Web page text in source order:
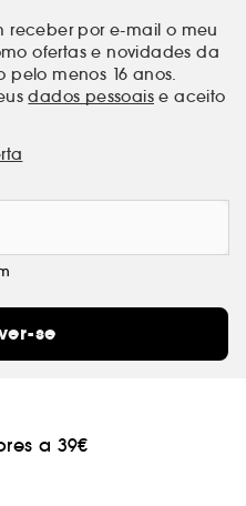
receber por e-mail o meu
ofertas e novidades da
menos 16 anos.
dados pessoais e aceito
se
a 39€